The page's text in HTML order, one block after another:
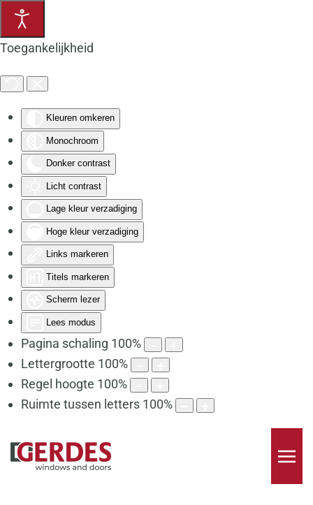
Toegankelijkheid
Kleuren omkeren
Monochroom
Donker contrast
Licht contrast
Lage kleur verzadiging
Hoge kleur verzadiging
Links markeren
Titels markeren
Scherm lezer
Lees modus
Pagina schaling 100%
Lettergrootte 100%
Regel hoogte 100%
Ruimte tussen letters 100%
Terug naar hoofdinhoud